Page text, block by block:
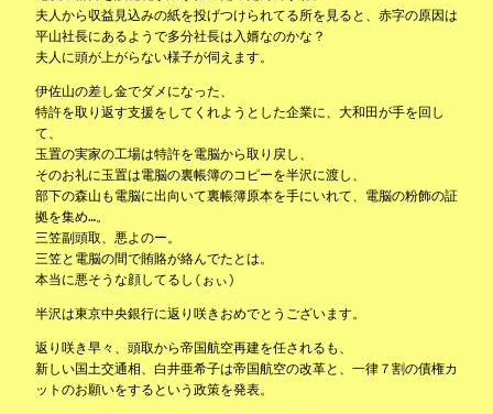
夫人から収益見込みの紙を投げつけられてる所を見ると、赤字の原因は
平山社長にあるようで多分社長は入婿なのかな？
夫人に頭が上がらない様子が伺えます。
伊佐山の差し金でダメになった、
特許を取り返す支援をしてくれようとした企業に、大和田が手を回し
て、
玉置の実家の工場は特許を電脳から取り戻し、
そのお礼に玉置は電脳の裏帳簿のコピーを半沢に渡し、
部下の森山も電脳に出向いて裏帳簿原本を手にいれて、電脳の粉飾の証
拠を集め…。
三笠副頭取、悪よのー。
三笠と電脳の間で賄賂が絡んでたとは。
本当に悪そうな顔してるし(ぉぃ)
半沢は東京中央銀行に返り咲きおめでとうございます。
返り咲き早々、頭取から帝国航空再建を任されるも、
新しい国土交通相、白井亜希子は帝国航空の改革と、一律７割の債権カ
ットのお願いをするという政策を発表。